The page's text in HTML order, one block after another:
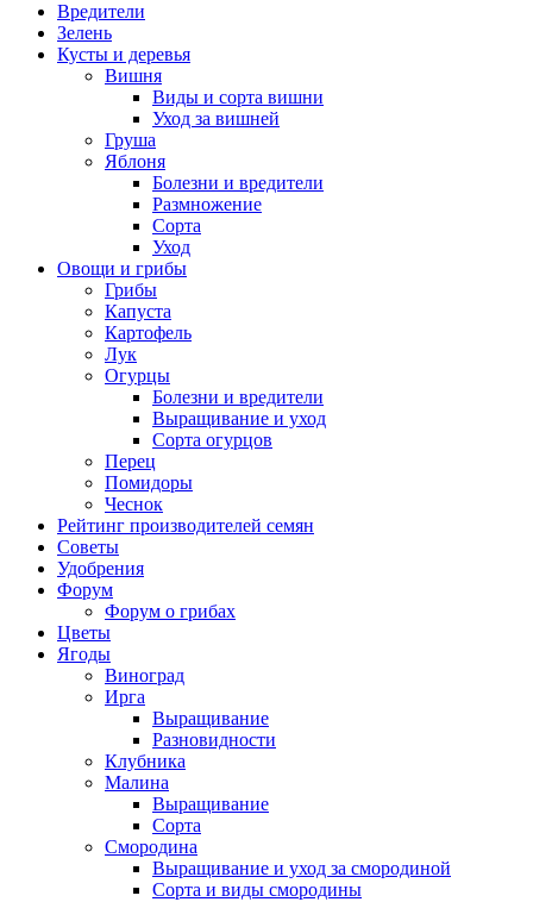
Вредители
Зелень
Кусты и деревья
Вишня
Виды и сорта вишни
Уход за вишней
Груша
Яблоня
Болезни и вредители
Размножение
Сорта
Уход
Овощи и грибы
Грибы
Капуста
Картофель
Лук
Огурцы
Болезни и вредители
Выращивание и уход
Сорта огурцов
Перец
Помидоры
Чеснок
Рейтинг производителей семян
Советы
Удобрения
Форум
Форум о грибах
Цветы
Ягоды
Виноград
Ирга
Выращивание
Разновидности
Клубника
Малина
Выращивание
Сорта
Смородина
Выращивание и уход за смородиной
Сорта и виды смородины